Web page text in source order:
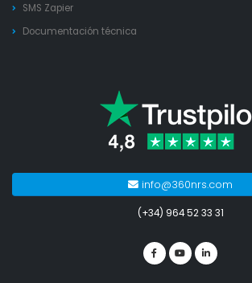
SMS Zapier
Documentación técnica
info@360nrs.com
(+34) 964 52 33 31